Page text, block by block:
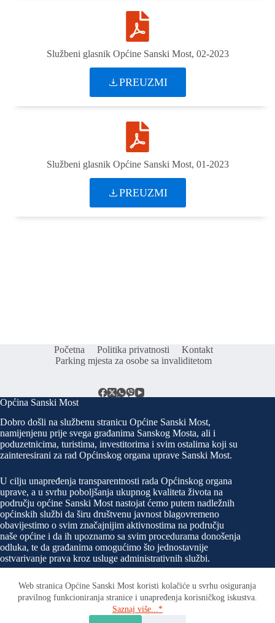
Web stranica Općine Sanski Most koristi kolačiće u svrhu osiguranja
pravilnog funkcioniranja stranice i unapređenja korisničkog iskustva.
Saznaj više...*
Službeni glasnik Općine Sanski Most, 02-2023
PREUZMI
Službeni glasnik Općine Sanski Most, 01-2023
PREUZMI
Početna Politika privatnosti
Kontakt
Parking mjesta za osobe sa invaliditetom
Općina Sanski Most
Dobro došli na službenu stranicu Općine Sanski Most,
namijenjenu prije svega građanima Sanskog Mosta, ali i
poduzetnicima, turistima, investitorima i svim ostalima koji su
zainteresirani za rad Općinskog organa uprave Sanski Most.
U cilju unapređenja transparentnosti rada Općinskog organa
uprave, a u svrhu poboljšanja ukupnog kvaliteta života na
području općine Sanski Most nastojat ćemo putem nadležnih
općinskih službi da širu društvenu javnost blagovremeno
obavijestimo o svim značajnijim aktivnostima na području
naše općine i da ih upoznamo sa svim procedurama donošenja
odluka, te da građanima omogućimo što jednostavnije
ostvarivanje prava kroz usluge administrativnih službi.
Kontakt